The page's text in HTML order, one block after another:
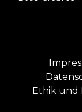
Ethik und